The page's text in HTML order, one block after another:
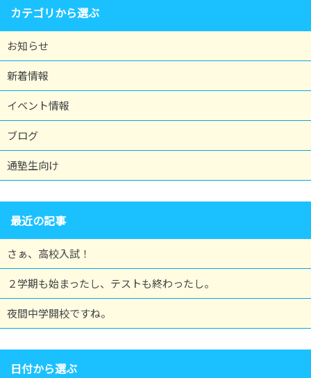
カテゴリから選ぶ
お知らせ
新着情報
イベント情報
ブログ
通塾生向け
最近の記事
さぁ、高校入試！
２学期も始まったし、テストも終わったし。
夜間中学開校ですね。
日付から選ぶ